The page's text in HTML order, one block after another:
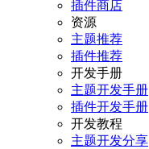
插件商店
资源
主题推荐
插件推荐
开发手册
主题开发手册
插件开发手册
开发教程
主题开发分享